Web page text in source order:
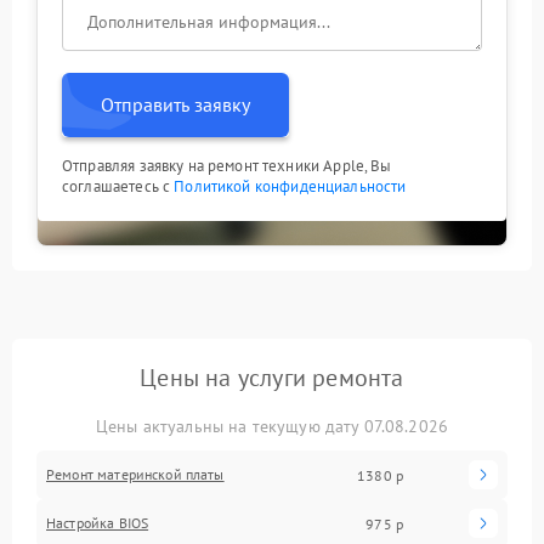
Отправить заявку
Отправляя заявку на ремонт техники Apple, Вы
соглашаетесь с Политикой конфиденциальности
Цены на услуги ремонта
Цены актуальны на текущую дату 07.08.2026
Ремонт материнской платы 1380 р
Настройка BIOS 975 р